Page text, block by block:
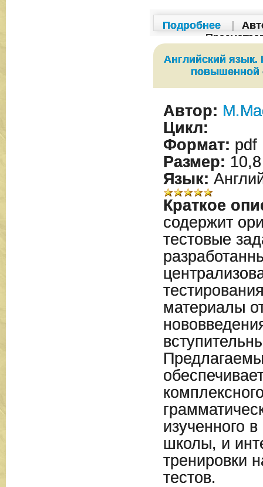
Подробнее
Английский язык.
повышенной
Автор:
Цикл:
Формат: pdf
Размер:
Язык:
Краткое
содержит
тестовые
материалы
изученного
школы, и
тренировки
тестов.